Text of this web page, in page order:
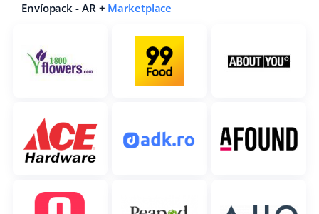
Envíopack - AR + Marketplace